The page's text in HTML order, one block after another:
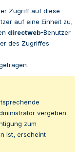
Zugriff auf diese
auf eine Einheit zu,
directweb-Benutzer
des Zugriffes
vergeben
zum
ist, erscheint